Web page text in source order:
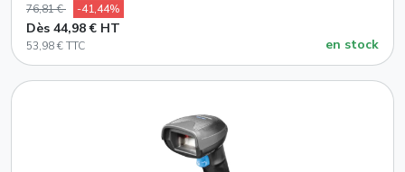
76,81 € -41,44%
Dès 44,98 € HT
53,98 € TTC en stock